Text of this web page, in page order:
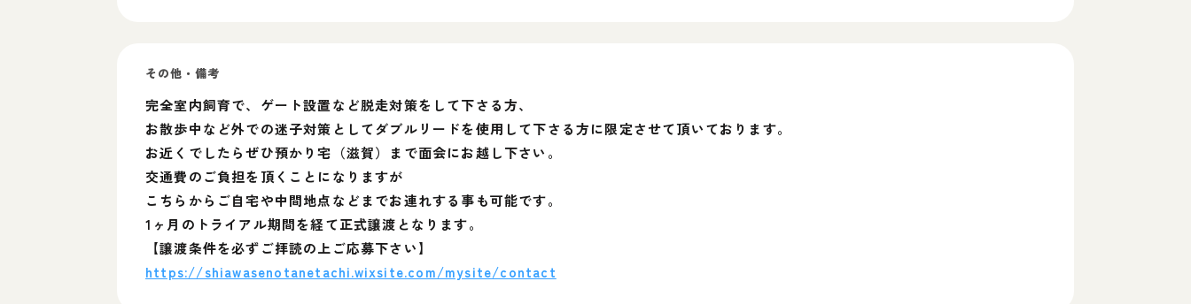
その他・備考
完全室内飼育で、ゲート設置など脱走対策をして下さる方、
お散歩中など外での迷子対策としてダブルリードを使用して下さる方に限定させて頂いております。
お近くでしたらぜひ預かり宅（滋賀）まで面会にお越し下さい。
交通費のご負担を頂くことになりますが
こちらからご自宅や中間地点などまでお連れする事も可能です。
1ヶ月のトライアル期間を経て正式譲渡となります。
【譲渡条件を必ずご拝読の上ご応募下さい】
https://shiawasenotanetachi.wixsite.com/mysite/contact